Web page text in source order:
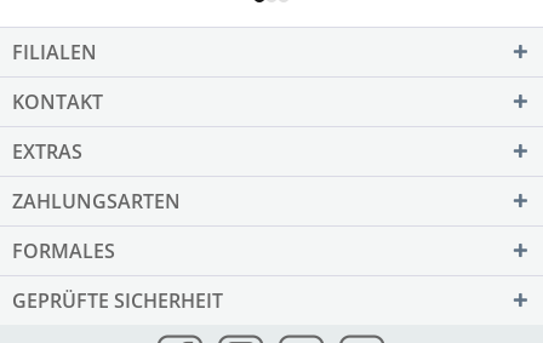
FILIALEN
KONTAKT
EXTRAS
ZAHLUNGSARTEN
FORMALES
GEPRÜFTE SICHERHEIT